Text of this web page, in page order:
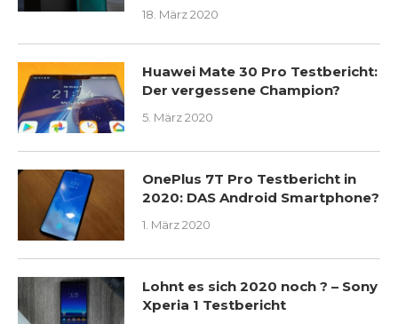
18. März 2020
Huawei Mate 30 Pro Testbericht:
Der vergessene Champion?
5. März 2020
OnePlus 7T Pro Testbericht in
2020: DAS Android Smartphone?
1. März 2020
Lohnt es sich 2020 noch ? – Sony
Xperia 1 Testbericht